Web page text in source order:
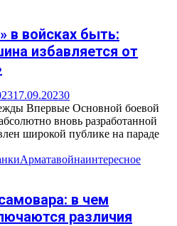
в войсках быть:
избавляется от
17.09.20230
Впервые Основной боевой
вновь разработанной
широкой публике на параде
Арматавойнаинтересное
в чем
различия